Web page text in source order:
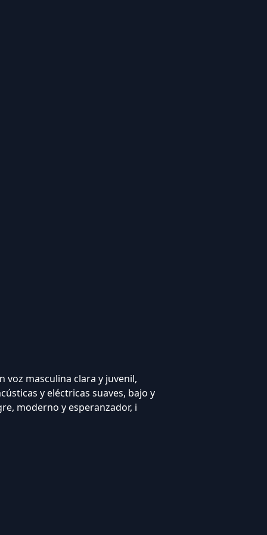
voz masculina clara y juvenil,
y eléctricas suaves, bajo y
moderno y esperanzador, i